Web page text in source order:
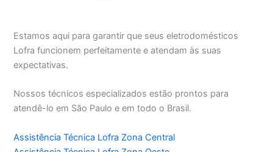
Estamos aqui para garantir que seus eletrodomésticos
Lofra funcionem perfeitamente e atendam às suas
expectativas.
Nossos técnicos especializados estão prontos para
atendê-lo em São Paulo e em todo o Brasil.
Assistência Técnica Lofra Zona Central